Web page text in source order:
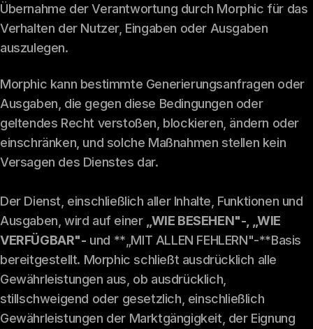
Übernahme der Verantwortung durch Morphic für das
Verhalten der Nutzer, Eingaben oder Ausgaben
auszulegen.
Morphic kann bestimmte Generierungsanfragen oder
Ausgaben, die gegen diese Bedingungen oder
geltendes Recht verstoßen, blockieren, ändern oder
einschränken, und solche Maßnahmen stellen kein
Versagen des Dienstes dar.
Der Dienst, einschließlich aller Inhalte, Funktionen und
Ausgaben, wird auf einer „WIE BESEHEN"-, „WIE
VERFÜGBAR"- und **„MIT ALLEN FEHLERN"-**Basis
bereitgestellt. Morphic schließt ausdrücklich alle
Gewährleistungen aus, ob ausdrücklich,
stillschweigend oder gesetzlich, einschließlich
Gewährleistungen der Marktgängigkeit, der Eignung